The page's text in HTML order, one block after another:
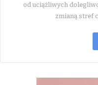
od uciążliwych
zmianą stref